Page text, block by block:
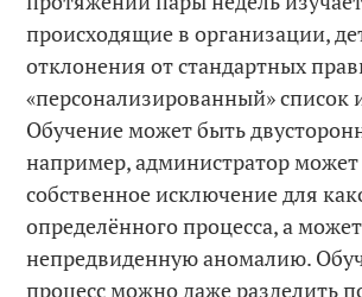
происходящие в организации,
отклонения от стандартных
«персонализированный» список
Обучение может быть
например, администратор может
собственное исключение для
определённого процесса, а
непредвиденную аномалию.
процесс можно даже разделить